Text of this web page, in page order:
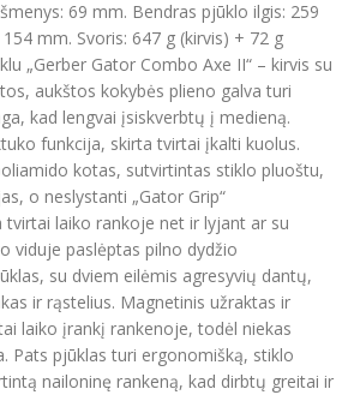
69 mm. Bendras pjūklo ilgis: 259
mm. Svoris: 647 g (kirvis) + 72 g
„Gerber Gator Combo Axe II“ – kirvis su
aukštos kokybės plieno galva turi
kad lengvai įsiskverbtų į medieną.
funkcija, skirta tvirtai įkalti kuolus.
kotas, sutvirtintas stiklo pluoštu,
o neslystanti „Gator Grip“
laiko rankoje net ir lyjant ar su
viduje paslėptas pilno dydžio
su dviem eilėmis agresyvių dantų,
ir rąstelius. Magnetinis užraktas ir
laiko įrankį rankenoje, todėl niekas
Pats pjūklas turi ergonomišką, stiklo
nailoninę rankeną, kad dirbtų greitai ir